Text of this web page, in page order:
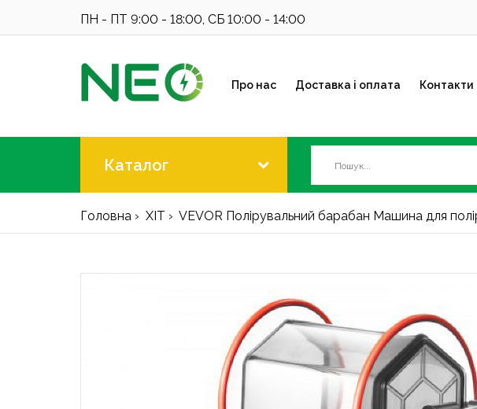
ПН - ПТ 9:00 - 18:00, СБ 10:00 - 14:00
Про нас Доставка і оплата Контакти
Каталог
Головна ХІТ VEVOR Полірувальний барабан Машина для